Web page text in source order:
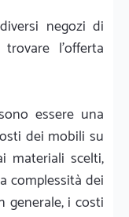
negozi di
l'offerta
essere una
dei mobili su
materiali scelti,
complessità dei
generale, i costi